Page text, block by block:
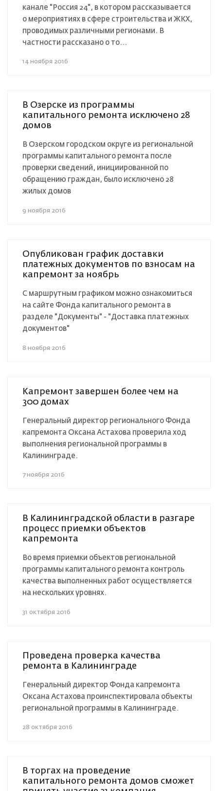
канале "Россия 24", в котором рассказывается
о мероприятиях в сфере строительства и ЖКХ,
проводимых различными регионами. В
частности рассказано о то...
14 ноября 2016
В Озерске из программы
капитального ремонта исключено 28
домов
В Озерском городском округе из региональной
программы капитального ремонта после
проверки сведений, инициированной по
обращению граждан, было исключено 28
жилых домов
9 ноября 2016
Опубликован график доставки
платежных документов по взносам на
капремонт за ноябрь
С маршрутным графиком можно ознакомиться
на сайте Фонда капитального ремонта в
разделе "Документы" - "Доставка платежных
документов"
8 ноября 2016
Капремонт завершен более чем на
300 домах
Генеральный директор регионального Фонда
капремонта Оксана Астахова проверила ход
выполнения региональной программы в
Калининграде.
7 ноября 2016
В Калининградской области в разгаре
процесс приемки объектов
капремонта
Во время приемки объектов региональной
программы капитального ремонта контроль
качества выполненных работ осуществляется
на нескольких уровнях.
31 октября 2016
Проведена проверка качества
ремонта в Калининграде
Генеральный директор Фонда капремонта
Оксана Астахова проинспектировала объекты
региональной программы в Калининграде.
28 октября 2016
В торгах на проведение
капитального ремонта домов сможет